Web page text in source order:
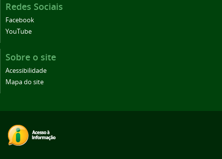
Redes Sociais
Facebook
YouTube
Sobre o site
Acessibilidade
Mapa do site